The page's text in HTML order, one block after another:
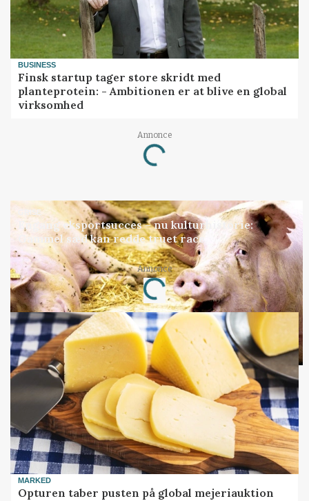
BUSINESS
Finsk startup tager store skridt med
planteprotein: - Ambitionen er at blive en global
virksomhed
Annonce
Loading...
GRISE
Engang eksportsucces – nu kulturhistorie:
Gammel sæd kan redde truet race
Annonce
Loading...
MARKED
Opturen taber pusten på global mejeriauktion